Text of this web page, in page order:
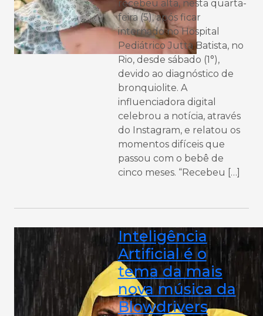
recebeu alta, nesta quarta-
feira (5), após ficar
internado no Hospital
Pediátrico Jutta Batista, no
Rio, desde sábado (1°),
devido ao diagnóstico de
bronquiolite. A
influenciadora digital
celebrou a notícia, através
do Instagram, e relatou os
momentos difíceis que
passou com o bebê de
cinco meses. “Recebeu […]
Inteligência
Artificial é o
tema da mais
nova música da
Blowdrivers